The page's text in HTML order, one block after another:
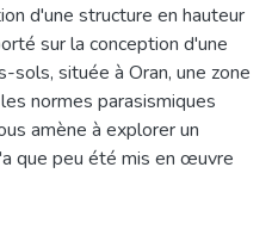
d'une structure en hauteur
sur la conception d'une
située à Oran, une zone
normes parasismiques
amène à explorer un
que peu été mis en œuvre